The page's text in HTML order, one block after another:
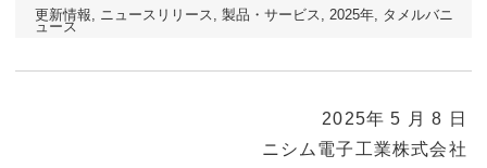
更新情報
ニュースリリース 製品・サービス 2025年 タメルバニ
ュース
2025年 5 月 8 日
ニシム電子工業株式会社